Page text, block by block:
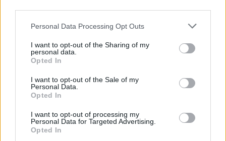
Please note that this website/app uses one or more Google
not limited to your visit or usage behaviour. You may click to
grant or deny consent to Google and its third-party tags to
use your data for below specified purposes in below Google
consent section.
Personal Data Processing Opt Outs
I want to opt-out of the Sharing of my
personal data.
Opted In
I want to opt-out of the Sale of my
Personal Data.
Opted In
I want to opt-out of processing my
Personal Data for Targeted Advertising.
Opted In
capacità di garantire un processo attivo nel
tempo. L’evento si svolgerà, presso i locali
Spazio MADin via Isidoro La Lumia 1a a
Palermo dalle 16 alle 19, e fungerà da premessa ad
prototipazione di servizi legati al concetto di
sviluppo sostenibile. Tre gli argomenti da esplorare: